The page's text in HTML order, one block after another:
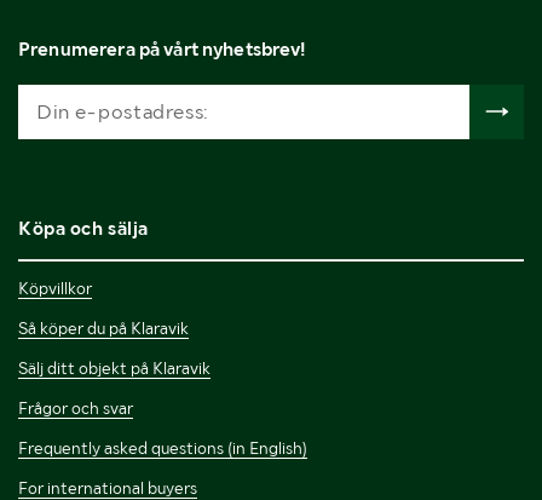
Prenumerera på vårt nyhetsbrev!
Köpa och sälja
Köpvillkor
Så köper du på Klaravik
Sälj ditt objekt på Klaravik
Frågor och svar
Frequently asked questions (in English)
For international buyers